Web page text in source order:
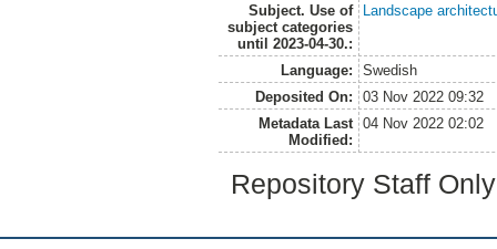
Subject. Use of
subject categories
until 2023-04-30.:
Landscape
Language:
Swedish
Deposited On:
03 Nov 2022 09:32
Metadata Last
Modified:
04 Nov 2022 02:02
Repository Staff